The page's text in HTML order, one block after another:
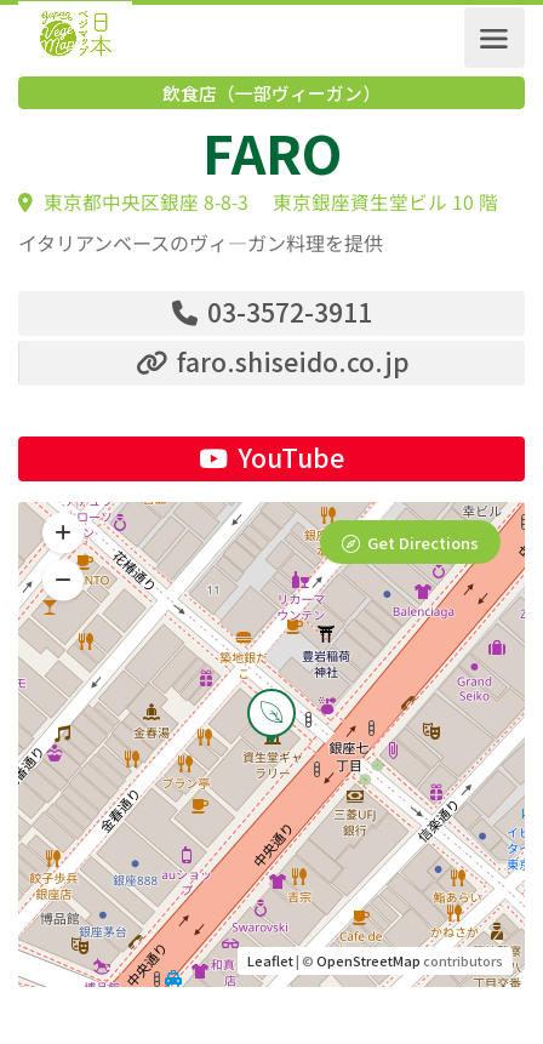
飲食店（一部ヴィーガン）
FARO
東京都中央区銀座 8-8-3 東京銀座資生堂ビル 10 階
イタリアンベースのヴィ―ガン料理を提供
03-3572-3911
faro.shiseido.co.jp
YouTube
Leaflet| ©OpenStreetMapcontributors
Get Directions